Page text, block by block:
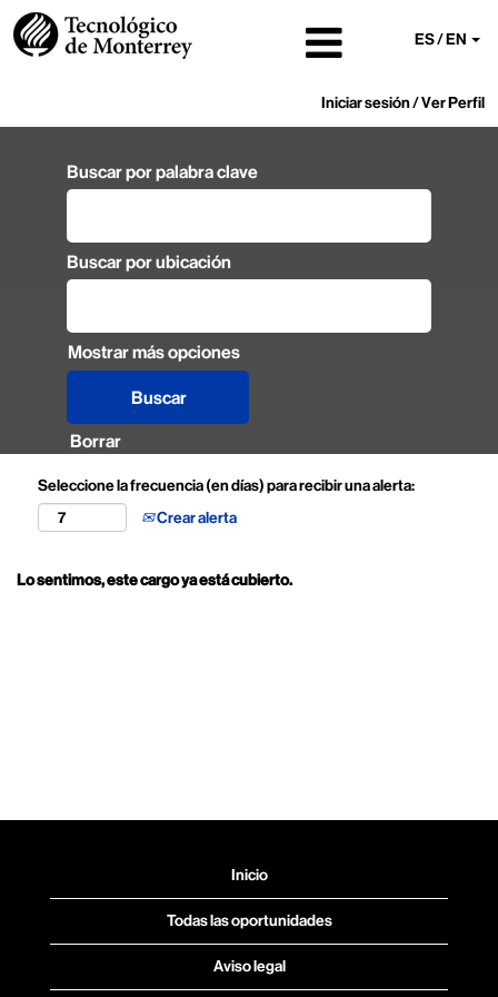
ES / EN
Iniciar sesión / Ver Perfil
Buscar por palabra clave
Buscar por ubicación
Mostrar más opciones
Borrar
Seleccione la frecuencia (en días) para recibir una alerta:
Crear alerta
Lo sentimos, este cargo ya está cubierto.
Inicio
Todas las oportunidades
Aviso legal